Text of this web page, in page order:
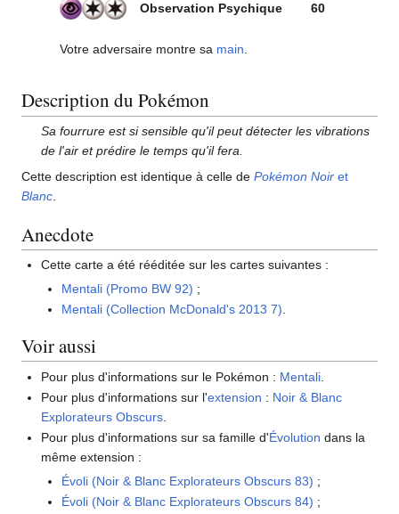
Observation Psychique 60
Votre adversaire montre sa main
Description du Pokémon
Sa fourrure est si sensible qu'il peut détecter les vibrations
de l'air et prédire le temps qu'il fera.
Cette description est identique à celle de Pokémon Noir et
Blanc
Anecdote
Cette carte a été rééditée sur les cartes suivantes :
Mentali (Promo BW 92) ;
Mentali (Collection McDonald's 2013 7)
Voir aussi
Pour plus d'informations sur le Pokémon : Mentali
Pour plus d'informations sur l'extension : Noir & Blanc
Explorateurs Obscurs
Pour plus d'informations sur sa famille d'Évolution dans la
même extension :
Évoli (Noir & Blanc Explorateurs Obscurs 83) ;
Évoli (Noir & Blanc Explorateurs Obscurs 84) ;